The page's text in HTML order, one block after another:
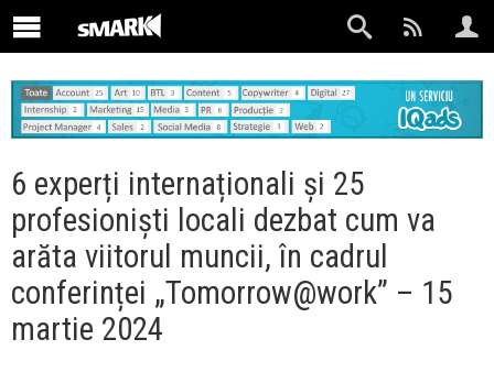
6 experți internaționali și 25
profesioniști locali dezbat cum va
arăta viitorul muncii, în cadrul
conferinței „Tomorrow@work” – 15
martie 2024